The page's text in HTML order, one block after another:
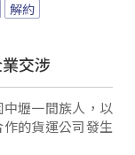
解約
交涉
壢一間族人，以
的貨運公司發生